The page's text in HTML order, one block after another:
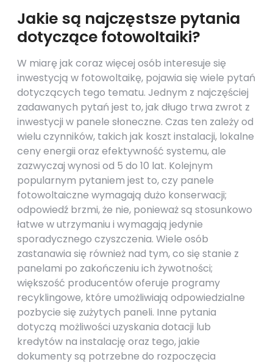
Jakie są najczęstsze pytania
dotyczące fotowoltaiki?
W miarę jak coraz więcej osób interesuje się
inwestycją w fotowoltaikę, pojawia się wiele pytań
dotyczących tego tematu. Jednym z najczęściej
zadawanych pytań jest to, jak długo trwa zwrot z
inwestycji w panele słoneczne. Czas ten zależy od
wielu czynników, takich jak koszt instalacji, lokalne
ceny energii oraz efektywność systemu, ale
zazwyczaj wynosi od 5 do 10 lat. Kolejnym
popularnym pytaniem jest to, czy panele
fotowoltaiczne wymagają dużo konserwacji;
odpowiedź brzmi, że nie, ponieważ są stosunkowo
łatwe w utrzymaniu i wymagają jedynie
sporadycznego czyszczenia. Wiele osób
zastanawia się również nad tym, co się stanie z
panelami po zakończeniu ich żywotności;
większość producentów oferuje programy
recyklingowe, które umożliwiają odpowiedzialne
pozbycie się zużytych paneli. Inne pytania
dotyczą możliwości uzyskania dotacji lub
kredytów na instalację oraz tego, jakie
dokumenty są potrzebne do rozpoczęcia